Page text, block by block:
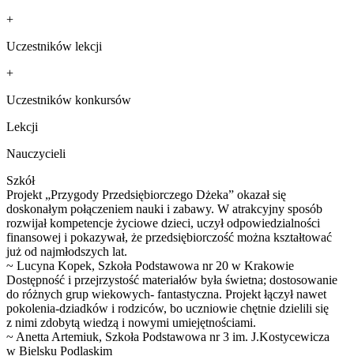
+
Uczestników lekcji
+
Uczestników konkursów
Lekcji
Nauczycieli
Szkół
Projekt „Przygody Przedsiębiorczego Dżeka” okazał się
doskonałym połączeniem nauki i zabawy. W atrakcyjny sposób
rozwijał kompetencje życiowe dzieci, uczył odpowiedzialności
finansowej i pokazywał, że przedsiębiorczość można kształtować
już od najmłodszych lat.
~ Lucyna Kopek, Szkoła Podstawowa nr 20 w Krakowie
Dostępność i przejrzystość materiałów była świetna; dostosowanie
do różnych grup wiekowych- fantastyczna. Projekt łączył nawet
pokolenia-dziadków i rodziców, bo uczniowie chętnie dzielili się
z nimi zdobytą wiedzą i nowymi umiejętnościami.
~ Anetta Artemiuk, Szkoła Podstawowa nr 3 im. J.Kostycewicza
w Bielsku Podlaskim